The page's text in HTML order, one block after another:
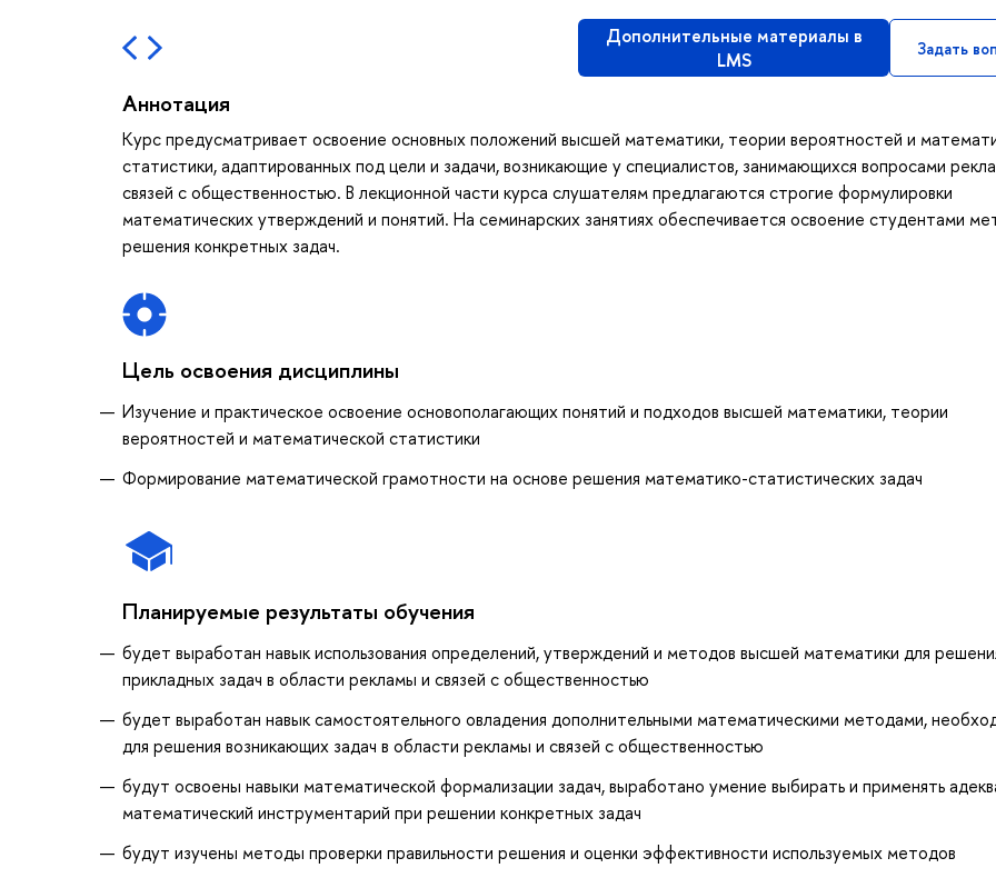
Дополнительные материалы в
LMS
Задать
Аннотация
Курс предусматривает освоение основных положений высшей математики, теории вероятностей и
статистики, адаптированных под цели и задачи, возникающие у специалистов, занимающихся вопросами
связей с общественностью. В лекционной части курса слушателям предлагаются строгие формулировки
математических утверждений и понятий. На семинарских занятиях обеспечивается освоение студентами
решения конкретных задач.
Цель освоения дисциплины
Изучение и практическое освоение основополагающих понятий и подходов высшей математики, теории
вероятностей и математической статистики
Формирование математической грамотности на основе решения математико-статистических задач
Планируемые результаты обучения
будет выработан навык использования определений, утверждений и методов высшей математики для
прикладных задач в области рекламы и связей с общественностью
будет выработан навык самостоятельного овладения дополнительными математическими методами,
для решения возникающих задач в области рекламы и связей с общественностью
будут освоены навыки математической формализации задач, выработано умение выбирать и применять
математический инструментарий при решении конкретных задач
будут изучены методы проверки правильности решения и оценки эффективности используемых методов